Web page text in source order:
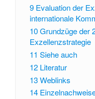
9 Evaluation der
internationale
10Grundzüge der
Exzellenzstrategie
11 Siehe auch
12 Literatur
13Weblinks
14